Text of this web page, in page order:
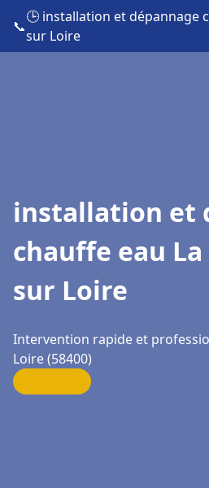
📞
🕒 installation et dépannage
sur Loire
installation et
chauffe eau
sur Loire
Intervention rapide et
Loire (58400)